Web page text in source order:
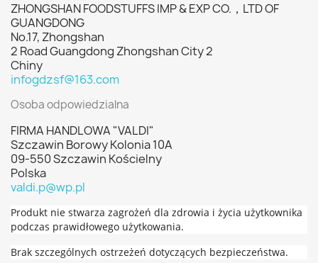
ZHONGSHAN FOODSTUFFS IMP & EXP CO.，LTD OF
GUANGDONG
No.17, Zhongshan
2 Road Guangdong Zhongshan City 2
Chiny
infogdzsf@163.com
Osoba odpowiedzialna
FIRMA HANDLOWA "VALDI"
Szczawin Borowy Kolonia 10A
09-550 Szczawin Kościelny
Polska
valdi.p@wp.pl
Produkt nie stwarza zagrożeń dla zdrowia i życia użytkownika
podczas prawidłowego użytkowania.
Brak szczególnych ostrzeżeń dotyczących bezpieczeństwa.